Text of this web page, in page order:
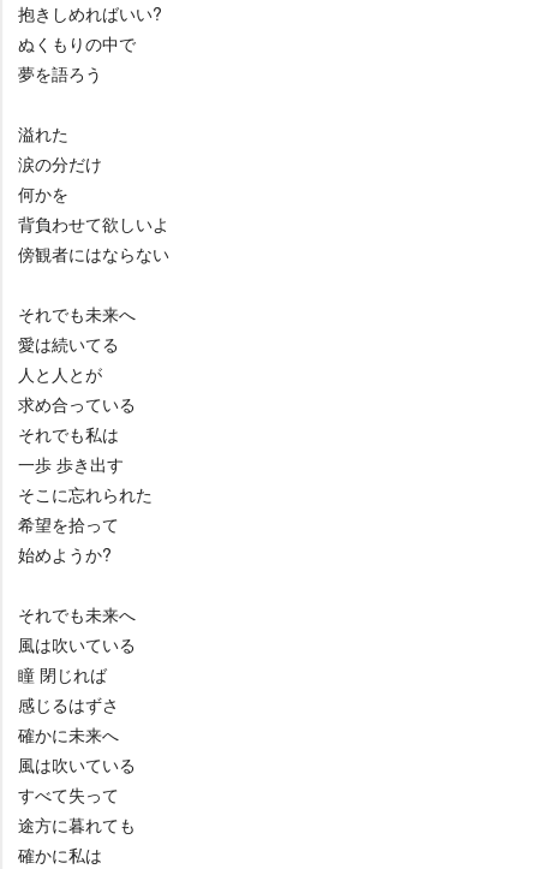
抱きしめればいい?
ぬくもりの中で
夢を語ろう
溢れた
涙の分だけ
何かを
背負わせて欲しいよ
傍観者にはならない
それでも未来へ
愛は続いてる
人と人とが
求め合っている
それでも私は
一歩 歩き出す
そこに忘れられた
希望を拾って
始めようか?
それでも未来へ
風は吹いている
瞳 閉じれば
感じるはずさ
確かに未来へ
風は吹いている
すべて失って
途方に暮れても
確かに私は